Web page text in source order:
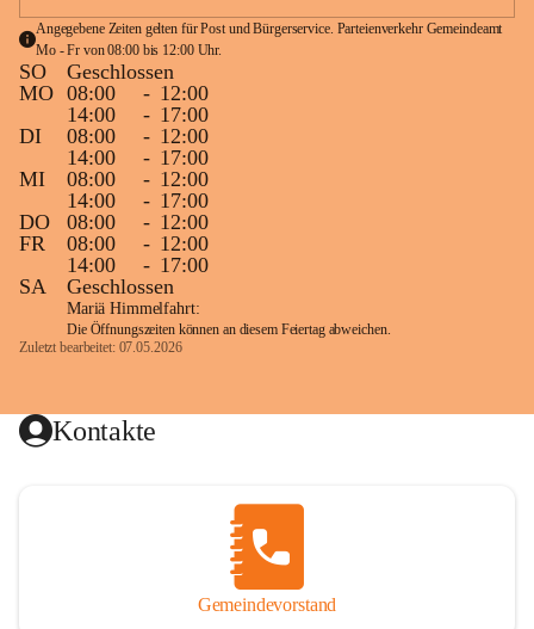
Angegebene Zeiten gelten für Post und Bürgerservice. Parteienverkehr Gemeindeamt
Mo - Fr von 08:00 bis 12:00 Uhr.
SO
Geschlossen
MO 08:00 - 12:00
14:00
- 17:00
DI
08:00 - 12:00
14:00
- 17:00
MI
08:00 - 12:00
14:00
- 17:00
DO
08:00 - 12:00
FR
08:00 - 12:00
14:00
- 17:00
SA
Geschlossen
Mariä Himmelfahrt:
Die Öffnungszeiten können an diesem Feiertag abweichen.
Zuletzt bearbeitet: 07.05.2026
Kontakte
Gemeindevorstand